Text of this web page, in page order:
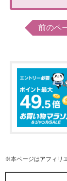
前のペ
※本ページはアフィリ